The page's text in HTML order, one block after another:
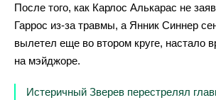
После того, как Карлос Алькарас не
Гаррос из-за травмы, а Янник Синнер
вылетел еще во втором круге, настало
на мэйджоре.
Истеричный Зверев перестрелял